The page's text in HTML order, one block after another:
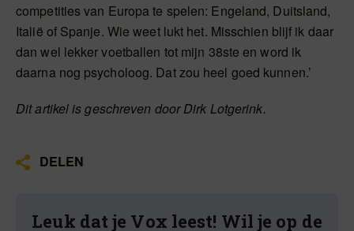
competities van Europa te spelen: Engeland, Duitsland,
Italië of Spanje. Wie weet lukt het. Misschien blijf ik daar
dan wel lekker voetballen tot mijn 38ste en word ik
daarna nog psycholoog. Dat zou heel goed kunnen.’
Dit artikel is geschreven door Dirk Lotgerink.
DELEN
Leuk dat je Vox leest! Wil je op de